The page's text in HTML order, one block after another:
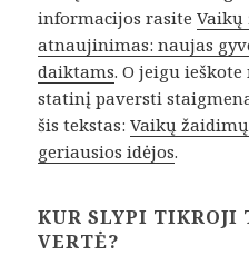
informacijos rasiteVaikų
atnaujinimas: naujas
daiktams. O jeigu
statinį paversti
šis tekstas:Vaikų
geriausios idėjos.
KUR SLYPI TIKROJI
VERTĖ?